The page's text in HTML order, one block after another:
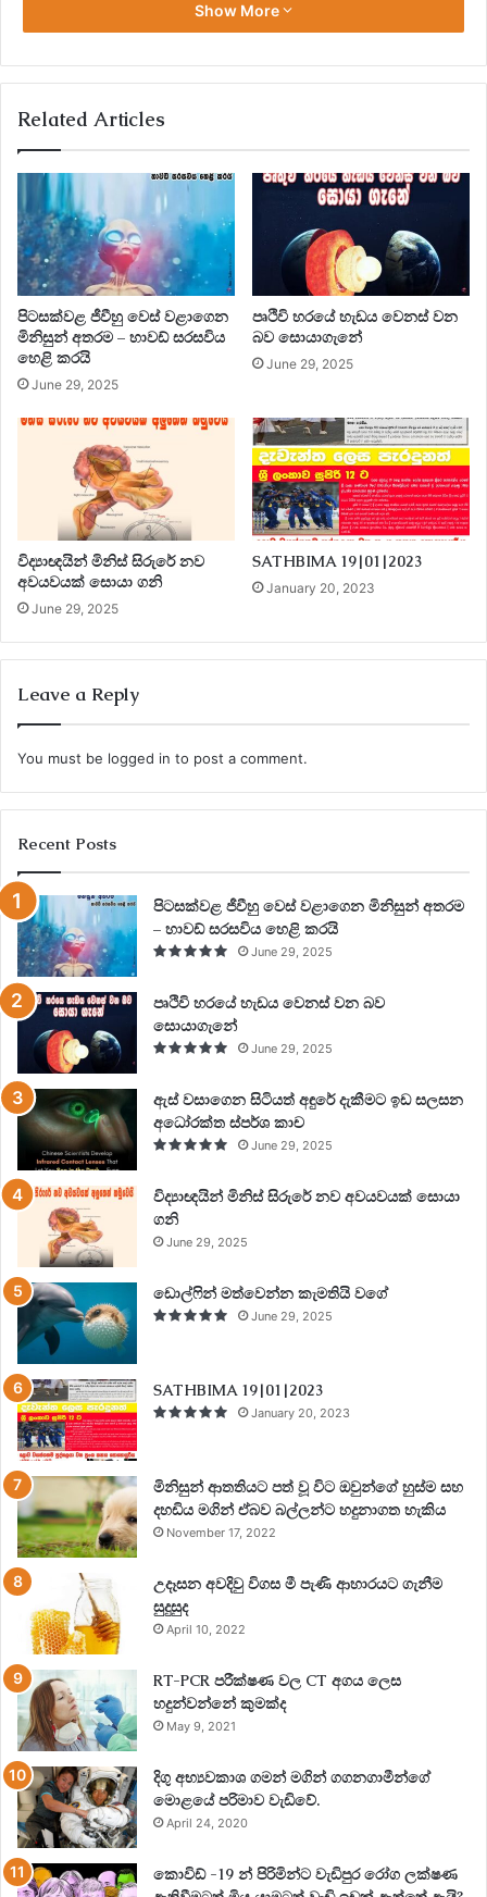
Show More
Related Articles
පිටසක්වළ ජීවීහු වෙස් වළාගෙන
මිනිසුන් අතරම – හාවඩ් සරසවිය
හෙළි කරයි
June 29, 2025
පෘථිවි හරයේ හැඩය වෙනස් වන
බව සොයාගැනේ
June 29, 2025
විද්‍යාඥයින් මිනිස් සිරුරේ නව
අවයවයක් සොයා ගනි
June 29, 2025
SATHBIMA 19|01|2023
January 20, 2023
Leave a Reply
You must be logged in to post a comment.
Recent Posts
පිටසක්වළ ජීවීහු වෙස් වළාගෙන මිනිසුන් අතරම
– හාවඩ් සරසවිය හෙළි කරයි
June 29, 2025
පෘථිවි හරයේ හැඩය වෙනස් වන බව
සොයාගැනේ
June 29, 2025
ඇස් වසාගෙන සිටියත් අඳුරේ දැකීමට ඉඩ සලසන
අධෝරක්ත ස්පර්ශ කාච
June 29, 2025
විද්‍යාඥයින් මිනිස් සිරුරේ නව අවයවයක් සොයා
ගනි
June 29, 2025
ඩොල්ෆින් මත්වෙන්න කැමතියි වගේ
June 29, 2025
SATHBIMA 19|01|2023
January 20, 2023
මිනිසුන් ආතතියට පත් වූ විට ඔවුන්ගේ හුස්ම සහ
දහඩිය මගින් ඒබව බල්ලන්ට හදුනාගත හැකිය
November 17, 2022
උදෑසන අවදිවු විගස මී පැණි ආහාරයට ගැනීම
සුදුසුද
April 10, 2022
RT-PCR පරීක්ෂණ වල CT අගය ලෙස
හදුන්වන්නේ කුමක්ද
May 9, 2021
දිගු අභ්‍යවකාශ ගමන් මගින් ගගනගාමීන්ගේ
මොළයේ පරිමාව වැඩිවේ.
April 24, 2020
කොවිඩ් -19 න් පිරිමින්ට වැඩිපුර රෝග ලක්ෂණ